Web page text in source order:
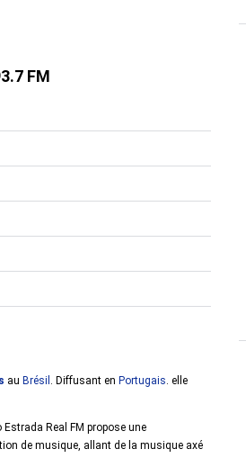
FM
au Brésil . Diffusant en Portugais. elle
Real FM propose une
de musique, allant de la musique axé